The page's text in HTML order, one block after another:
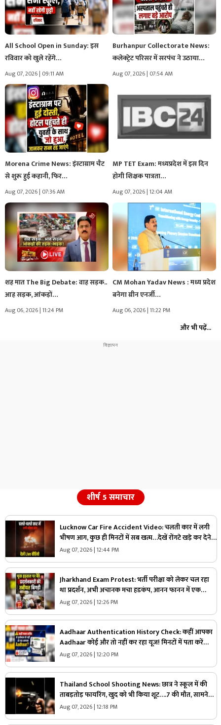
All School Open in Sunday: इस
रविवार को खुले रहेंगे…
Aug 07, 2026 | 09:11 AM
Burhanpur Collectorate News:
कलेक्ट्रेट परिसर में सरपंच ने उठाया
ऐसा…
Aug 07, 2026 | 07:54 AM
Morena Crime News: इंस्टाग्राम चैट
से शुरू हुई कहानी, फिर…
Aug 07, 2026 | 07:36 AM
MP TET Exam: मध्यप्रदेश में इस दिन
होगी शिक्षक पात्रता…
Aug 07, 2026 | 12:04 AM
शह मात The Big Debate: वाह सड़क..
आह सड़क, आंकड़ों…
Aug 06, 2026 | 11:24 PM
CM Mohan Yadav News : मध्य प्रदेश
बनेगा ग्रीन एनर्जी…
Aug 06, 2026 | 11:22 PM
और भी पढ़ें...
शीर्ष 5 समाचार
Lucknow Car Fire Accident Video: चलती कार में लगी
भीषण आग, कुछ ही मिनटों में सब खत्म…देखें रोंगटे खड़े कर देने
वाला वीडियो
Aug 07, 2026 | 12:44 PM
Jharkhand Exam Protest: भर्ती परीक्षा को लेकर चल रहा
था प्रदर्शन, अभी अचानक मचा हडकंप, आनन फानन में एक
प्रदर्शनकारी को अस्पताल में कराया गया भर्ती
Aug 07, 2026 | 12:26 PM
Aadhaar Authentication History Check: कहीं आपका
Aadhaar कोई और तो नहीं कर रहा यूज! मिनटों में पता करें
इस्तेमाल की पूरी हिस्ट्री, खतरा दिखे तो ऐसे करें तुरंत लॉक
Aug 07, 2026 | 12:20 PM
Thailand School Shooting News: छात्र ने स्कूल में की
ताबड़तोड़ फायरिंग, खुद को भी किया शूट….7 की मौत, सामने
आया वीडियो
Aug 07, 2026 | 12:18 PM